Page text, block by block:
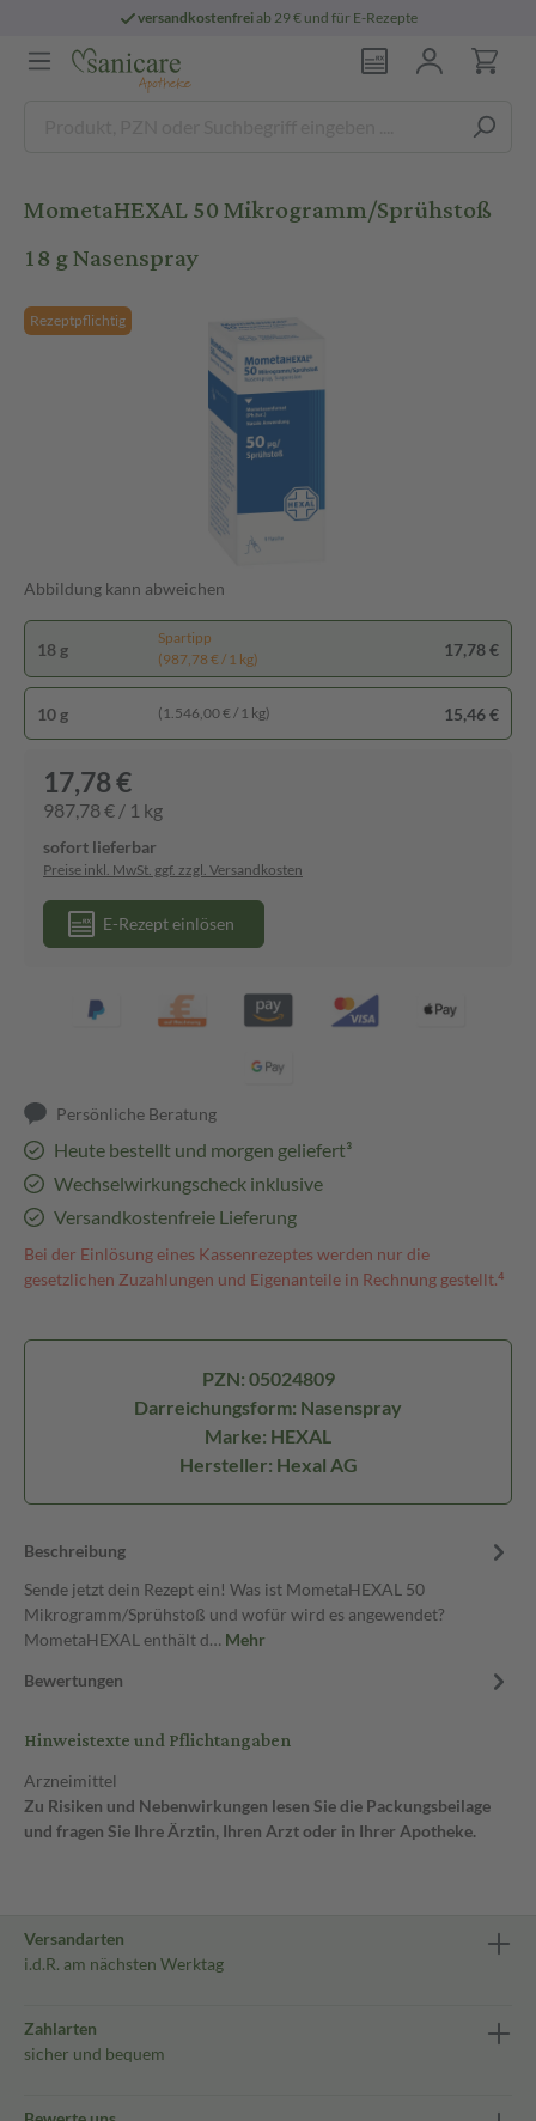
versandkostenfreiab 29 € und für E-Rezepte
MometaHEXAL 50 Mikrogramm/Sprühstoß
18 g Nasenspray
Rezeptpflichtig
Abbildung kann abweichen
18 g
Spartipp
(987,78 € / 1 kg)
17,78 €
10 g (1.546,00 € / 1 kg) 15,46 €
17,78 €
987,78 € / 1 kg
sofort lieferbar
Preise inkl. MwSt. ggf. zzgl. Versandkosten
E-Rezept einlösen
Persönliche Beratung
Heute bestellt und morgen geliefert³
Wechselwirkungscheck inklusive
Versandkostenfreie Lieferung
Bei der Einlösung eines Kassenrezeptes werden nur die
gesetzlichen Zuzahlungen und Eigenanteile in Rechnung gestellt.⁴
PZN: 05024809
Darreichungsform: Nasenspray
Marke: HEXAL
Hersteller: Hexal AG
Beschreibung
Sende jetzt dein Rezept ein! Was ist MometaHEXAL 50
Mikrogramm/Sprühstoß und wofür wird es angewendet?
MometaHEXAL enthält d… Mehr
Bewertungen
Hinweistexte und Pflichtangaben
Arzneimittel
Zu Risiken und Nebenwirkungen lesen Sie die Packungsbeilage
und fragen Sie Ihre Ärztin, Ihren Arzt oder in Ihrer Apotheke.
Versandarten
i.d.R. am nächsten Werktag
Zahlarten
sicher und bequem